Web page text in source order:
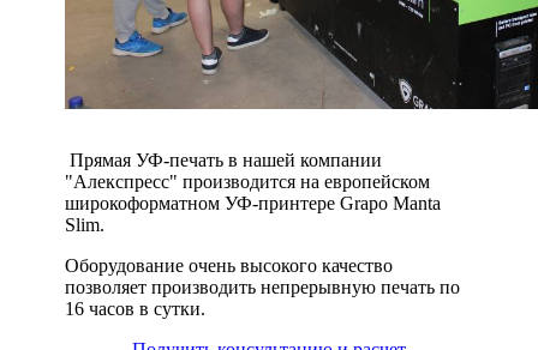
Прямая УФ-печать в нашей компании
"Алекспресс" производится на европейском
широкоформатном УФ-принтере Grapo Manta
Slim.
Оборудование очень высокого качество
позволяет производить непрерывную печать по
16 часов в сутки.